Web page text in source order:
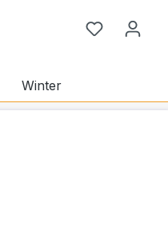
Du hast 0
Winter